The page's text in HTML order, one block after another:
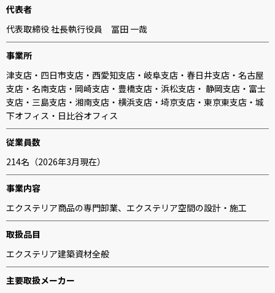
代表者
代表取締役 社長執行役員 冨田 一哉
事業所
津支店・四日市支店・西愛知支店・岐阜支店・春日井支店・名古屋
支店・名南支店・岡崎支店・豊橋支店・浜松支店・ 静岡支店・富士
支店・三島支店・湘南支店・横浜支店・埼京支店・東京東支店・城
下オフィス・日比谷オフィス
従業員数
214名（2026年3月現在）
事業内容
エクステリア商品の専門卸業、エクステリア空間の設計・施工
取扱品目
エクステリア建築資材全般
主要取扱メーカー